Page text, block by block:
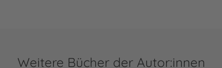
Weitere Bücher der Autor:innen